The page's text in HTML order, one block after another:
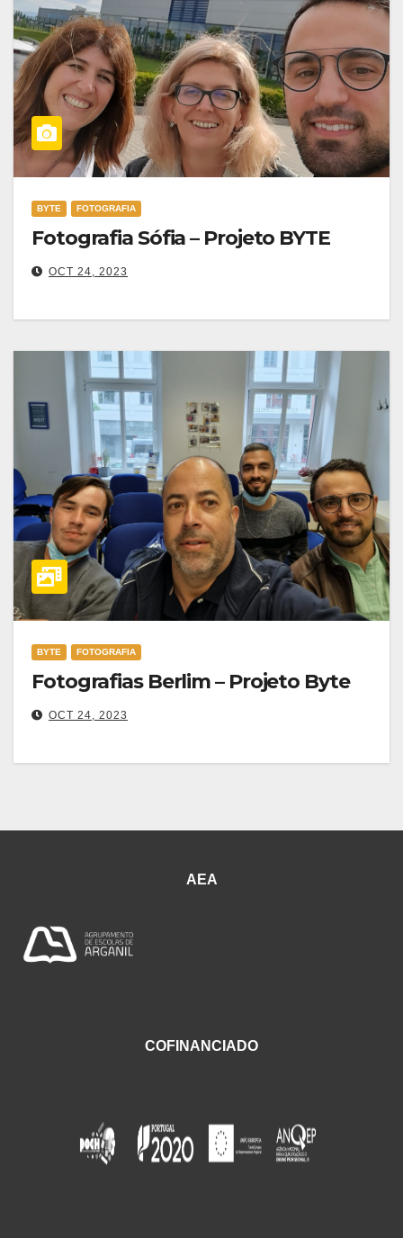
BYTE FOTOGRAFIA
Fotografia Sófia – Projeto BYTE
OCT 24, 2023
BYTE FOTOGRAFIA
Fotografias Berlim – Projeto Byte
OCT 24, 2023
AEA
COFINANCIADO